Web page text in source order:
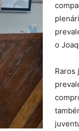
o
Raros